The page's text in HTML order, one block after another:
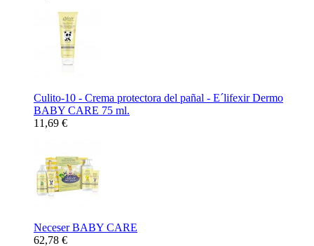
Culito-10 - Crema protectora del pañal - E´lifexir Dermo
BABY CARE 75 ml.
11,69 €
Neceser BABY CARE
62,78 €